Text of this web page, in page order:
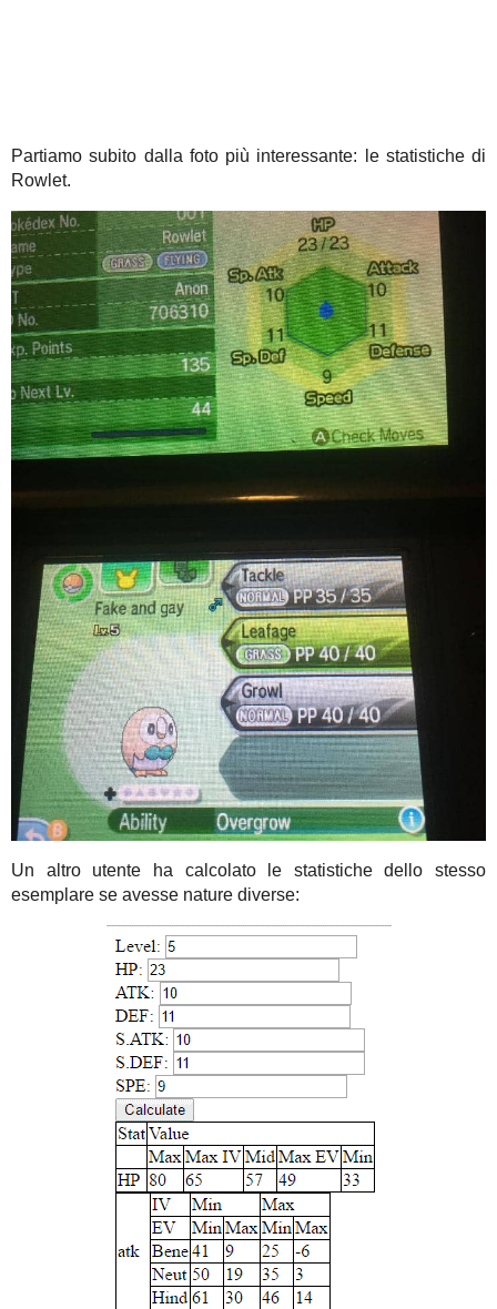
Partiamo subito dalla foto più interessante: le statistiche di
Rowlet.
Un altro utente ha calcolato le statistiche dello stesso
esemplare se avesse nature diverse: